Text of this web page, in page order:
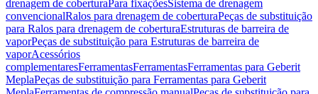
drenagem de coberturaPara fixaçõesSistema de drenagem
convencionalRalos para drenagem de coberturaPeças de substituição
para Ralos para drenagem de coberturaEstruturas de barreira de
vaporPeças de substituição para Estruturas de barreira de
vaporAcessórios
complementaresFerramentasFerramentasFerramentas para Geberit
MeplaPeças de substituição para Ferramentas para Geberit